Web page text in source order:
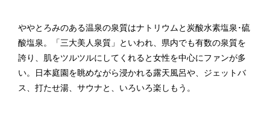
ややとろみのある温泉の泉質はナトリウムと炭酸水素塩泉･硫
酸塩泉。「三大美人泉質」といわれ、県内でも有数の泉質を
誇り、肌をツルツルにしてくれると女性を中心にファンが多
い。日本庭園を眺めながら浸かれる露天風呂や、ジェットバ
ス、打たせ湯、サウナと、いろいろ楽しもう。